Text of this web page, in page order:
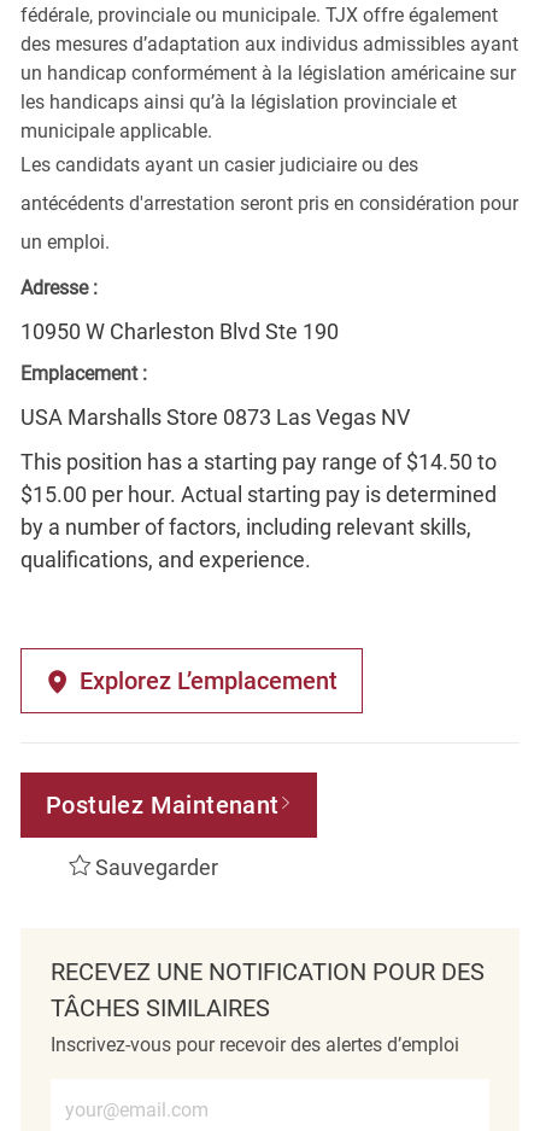
fédérale, provinciale ou municipale. TJX offre également
des mesures d’adaptation aux individus admissibles ayant
un handicap conformément à la législation américaine sur
les handicaps ainsi qu’à la législation provinciale et
municipale applicable.
Les candidats ayant un casier judiciaire ou des
antécédents d'arrestation seront pris en considération pour
un emploi.
Adresse :
10950 W Charleston Blvd Ste 190
Emplacement :
USA Marshalls Store 0873 Las Vegas NV
This position has a starting pay range of $14.50 to
$15.00 per hour. Actual starting pay is determined
by a number of factors, including relevant skills,
qualifications, and experience.
Explorez L’emplacement
Postulez Maintenant
Sauvegarder
RECEVEZ UNE NOTIFICATION POUR DES
TÂCHES SIMILAIRES
Inscrivez-vous pour recevoir des alertes d’emploi